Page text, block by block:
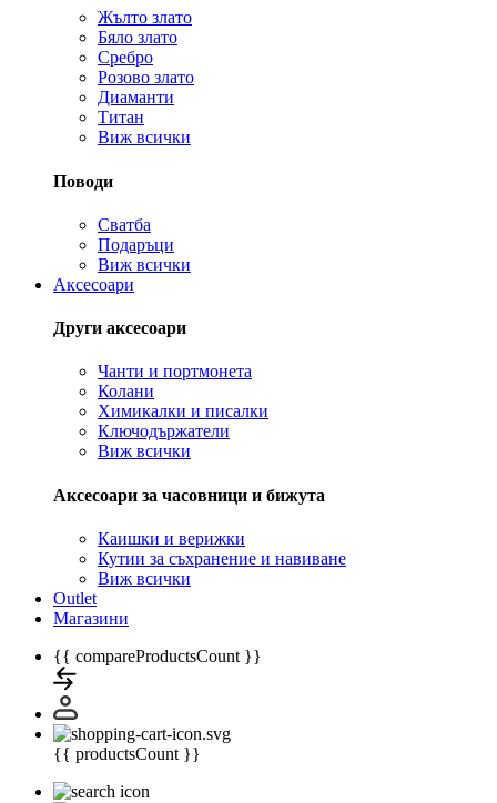
Жълто злато
Бяло злато
Сребро
Розово злато
Диаманти
Титан
Виж всички
Поводи
Сватба
Подаръци
Виж всички
Аксесоари
Други аксесоари
Чанти и портмонета
Колани
Химикалки и писалки
Ключодържатели
Виж всички
Аксесоари за часовници и бижута
Каишки и верижки
Кутии за съхранение и навиване
Виж всички
Outlet
Магазини
{{ compareProductsCount }}
{{ productsCount }}